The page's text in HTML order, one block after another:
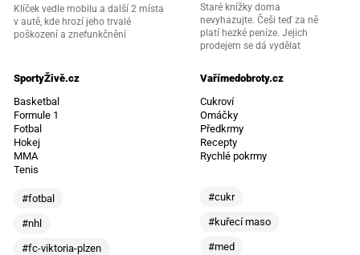
Klíček vedle mobilu a další 2 místa
v autě, kde hrozí jeho trvalé
poškození a znefunkčnění
Staré knížky doma
nevyhazujte. Češi teď za ně
platí hezké peníze. Jejich
prodejem se dá vydělat
SportyŽivě.cz
Basketbal
Formule 1
Fotbal
Hokej
MMA
Tenis
#fotbal
#nhl
#fc-viktoria-plzen
Vařímedobroty.cz
Cukroví
Omáčky
Předkrmy
Recepty
Rychlé pokrmy
#cukr
#kuřecí maso
#med